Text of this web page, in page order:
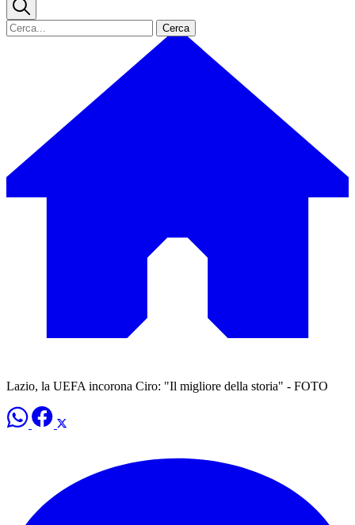
Cerca
Lazio, la UEFA incorona Ciro: "Il migliore della storia" - FOTO